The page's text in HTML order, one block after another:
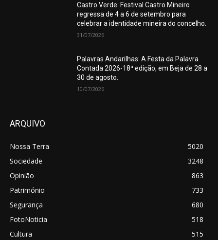
Castro Verde: Festival Castro Mineiro
regressa de 4 a 6 de setembro para
celebrar a identidade mineira do concelho.
31/07/2026
Palavras Andarilhas: A Festa da Palavra
Contada 2026-18ª edição, em Beja de 28 a
30 de agosto.
10/07/2026
ARQUIVO
Nossa Terra
5020
Sociedade
3248
Opinião
863
Património
733
Segurança
680
FotoNoticia
518
Cultura
515